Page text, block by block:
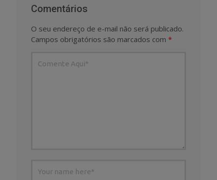
Comentários
O seu endereço de e-mail não será publicado.
Campos obrigatórios são marcados com *